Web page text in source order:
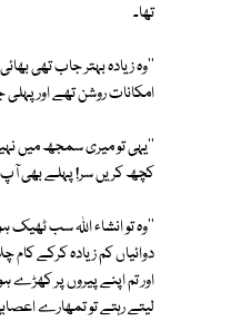
تھا۔
''وہ زیادہ بہتر جاب تھی
امکانات روشن تھے اور پہلی جاب سے 25 - 20 اوپر ہی مِل رہے تھے۔ پھر یہ حماقت کیوں
''یہی تو میری سمجھ میں
کچھ کریں سر! پہلے بھی آپ
دوائیاں کم زیادہ کرکے